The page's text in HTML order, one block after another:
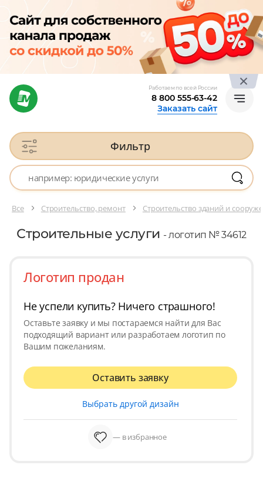
Работаем по всей России
8 800 555-63-42
Заказать сайт
Фильтр
Все Строительство, ремонт Строительство зданий и
Строительные услуги - логотип № 34612
Логотип продан
Не успели купить? Ничего страшного!
Оставьте заявку и мы постараемся найти для Вас
подходящий вариант или разработаем логотип по
Вашим пожеланиям.
Оставить заявку
Выбрать другой дизайн
— в избранное